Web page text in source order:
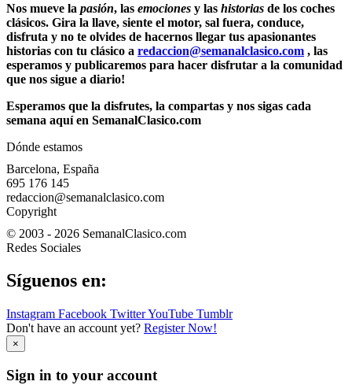
Nos mueve la pasión, las emociones y las historias de los coches
clásicos. Gira la llave, siente el motor, sal fuera, conduce,
disfruta y no te olvides de hacernos llegar tus apasionantes
historias con tu clásico a redaccion@semanalclasico.com , las
esperamos y publicaremos para hacer disfrutar a la comunidad
que nos sigue a diario!
Esperamos que la disfrutes, la compartas y nos sigas cada
semana aquí en SemanalClasico.com
Dónde estamos
Barcelona, España
695 176 145
redaccion@semanalclasico.com
Copyright
© 2003 - 2026 SemanalClasico.com
Redes Sociales
Síguenos en:
Instagram Facebook TwitterYouTube Tumblr
Don't have an account yet? Register Now!
×
Sign in to your account